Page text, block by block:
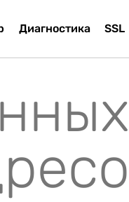
Диагностика SSL